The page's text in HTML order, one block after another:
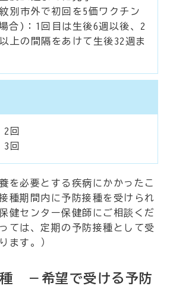
別市外で初回を5価ワクチン
合)：1回目は生後6週以後、2
上の間隔をあけて生後32週ま
2回
3回
を必要とする疾病にかかったこ
種期間内に予防接種を受けられ
健センター保健師にご相談くだ
ては、定期の予防接種として受
ます。）
－希望で受ける予防